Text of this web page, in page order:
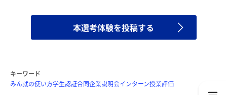
本選考体験を投稿する
キーワード
みん就の使い方学生認証合同企業説明会インターン授業評価